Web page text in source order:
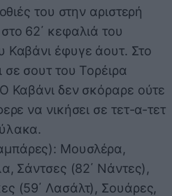
του στην αριστερή
62΄ κεφαλιά του
Καβάνι έφυγε άουτ. Στο
σουτ του Τορέιρα
Καβάνι δεν σκόραρε ούτε
να νικήσει σε τετ-α-τετ
Μουσλέρα,
Σάντσες (82΄ Νάντες),
(59΄ Λασάλτ), Σουάρες,